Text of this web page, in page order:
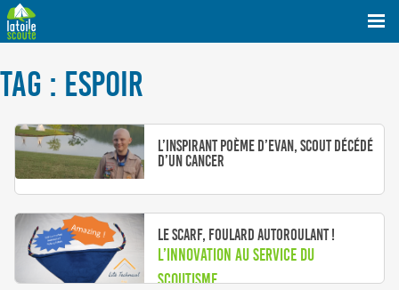
TAG : ESPOIR
L’inspirant poème d’Evan, scout décédé
d’un cancer
Le SCARF, foulard autoroulant !
L’innovation au service du
scoutisme